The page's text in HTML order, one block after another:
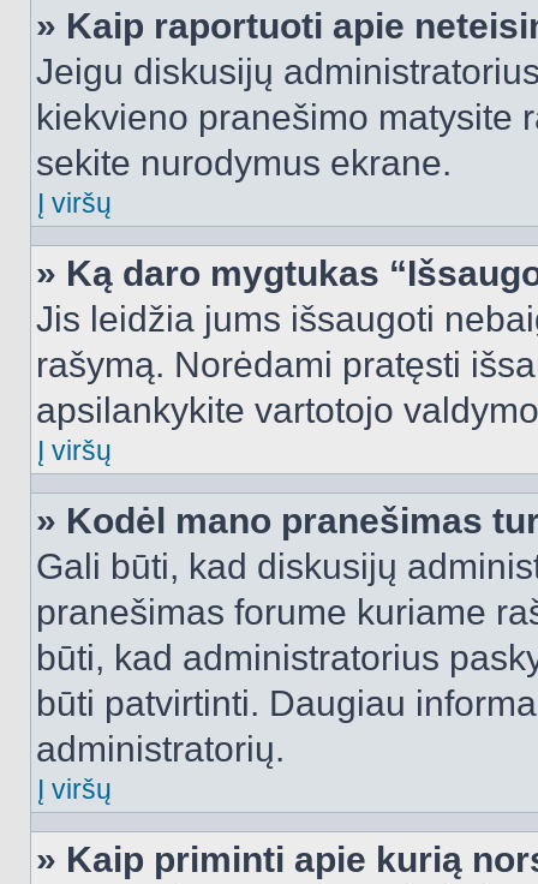
» Kaip raportuoti apie
Jeigu diskusijų
kiekvieno pranešimo matysite
sekite nurodymus ekrane.
Į viršų
» Ką daro mygtukas
Jis leidžia jums išsaugoti
rašymą. Norėdami pratęsti
apsilankykite vartotojo
Į viršų
» Kodėl mano pranešimas
Gali būti, kad diskusijų
pranešimas forume kuriame
būti, kad administratorius
būti patvirtinti. Daugiau
administratorių.
Į viršų
» Kaip priminti apie kurią